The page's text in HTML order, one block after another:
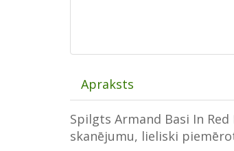
Apraksts
Spilgts Armand Basi In
skanējumu, lieliski